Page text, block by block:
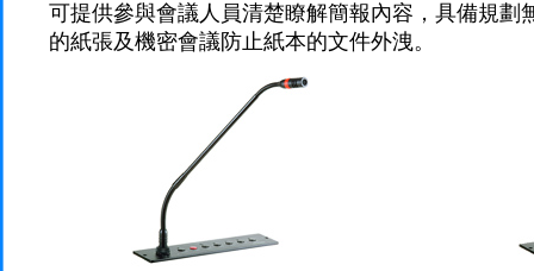
可提供參與會議人員清楚瞭解簡報內容，具備規劃
的紙張及機密會議防止紙本的文件外洩。